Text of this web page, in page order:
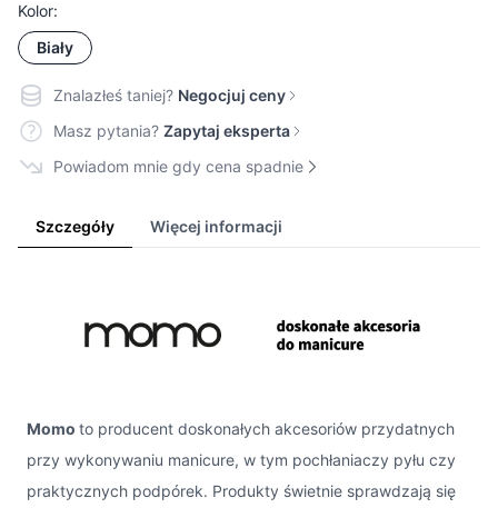
Kolor:
Biały
Znalazłeś taniej? Negocjuj ceny
Masz pytania? Zapytaj eksperta
Powiadom mnie gdy cena spadnie
Szczegóły Więcej informacji
Momo to producent doskonałych akcesoriów przydatnych
przy wykonywaniu manicure, w tym pochłaniaczy pyłu czy
praktycznych podpórek. Produkty świetnie sprawdzają się